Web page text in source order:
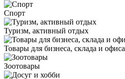
Спорт
Туризм, активный отдых
Товары для бизнеса, склада и офиса
Зоотовары